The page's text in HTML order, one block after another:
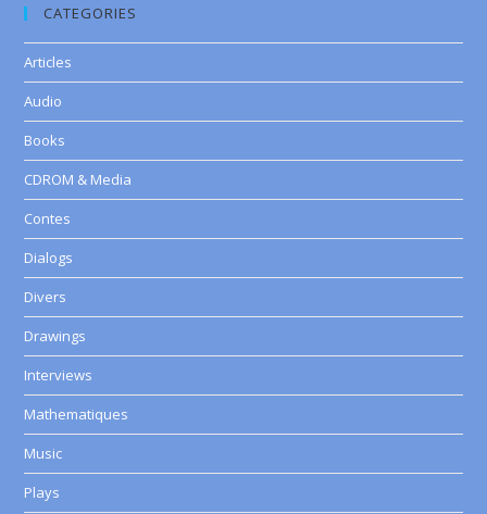
CATEGORIES
Articles
Audio
Books
CDROM & Media
Contes
Dialogs
Divers
Drawings
Interviews
Mathematiques
Music
Plays